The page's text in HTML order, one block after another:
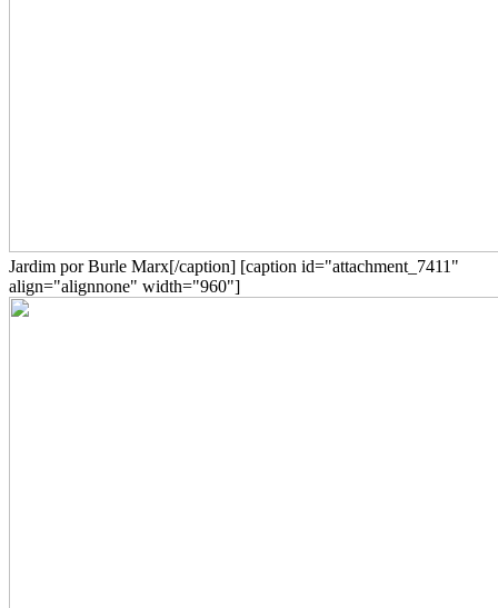
Jardim por Burle Marx[/caption] [caption id="attachment_7411"
align="alignnone" width="960"]